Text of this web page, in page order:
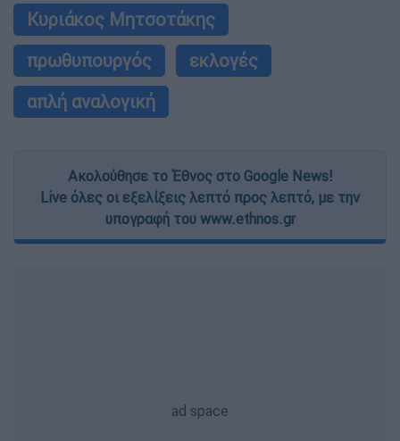
Κυριάκος Μητσοτάκης
πρωθυπουργός
εκλογές
απλή αναλογική
Ακολούθησε το Έθνος στο Google News!
Live όλες οι εξελίξεις λεπτό προς λεπτό, με την
υπογραφή του www.ethnos.gr